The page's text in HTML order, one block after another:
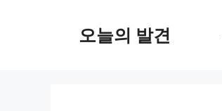
오늘의 발견